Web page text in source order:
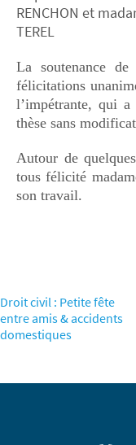
RENCHON et
TEREL
La soutenance de
félicitations
l’impétrante, qui
thèse sans
Autour de
tous félicité
son travail.
Droit civil : Petite fête
entre amis & accidents
domestiques